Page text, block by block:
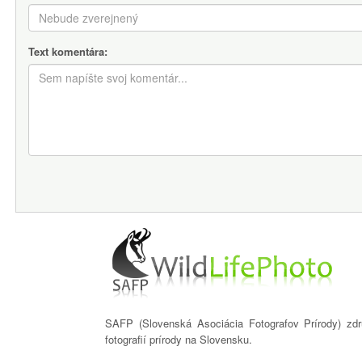
Text komentára:
SAFP (Slovenská Asociácia Fotografov Prírody)
fotografií prírody na Slovensku.